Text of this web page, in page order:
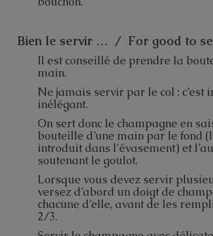
Bien le servir … / For good to
Il est conseillé de prendre la
main.
Ne jamais servir par le col : c’est
inélégant.
On sert donc le champagne en
bouteille d’une main par le fond
introduit dans l’évasement) et
soutenant le goulot.
Lorsque vous devez servir
versez d’abord un doigt de
chacune d’elle, avant de les
2/3.